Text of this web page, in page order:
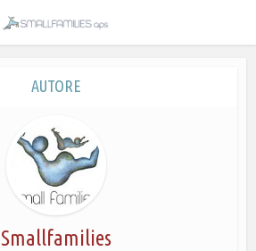
AUTORE
Smallfamilies